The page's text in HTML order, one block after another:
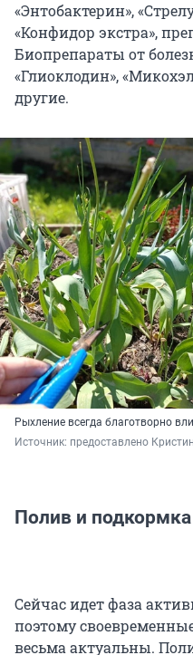
«Энтобактерин»,
«Конфидор экстра»,
Биопрепараты от
«Глиоклодин»,
другие.
Рыхление всегда благотворно
Источник: предоставлено
Полив и подкормка
Сейчас идет фаза
поэтому
весьма актуальны.